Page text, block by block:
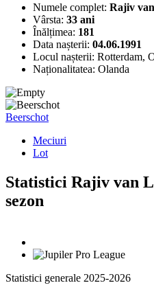
Numele complet: Rajiv
Vârsta: 33 ani
Înălțimea: 181
Data nașterii: 04.06.1991
Locul nașterii: Rotterdam,
Naționalitatea: Olanda
Beerschot
Meciuri
Lot
Statistici Rajiv van
sezon
Statistici generale 2025-2026